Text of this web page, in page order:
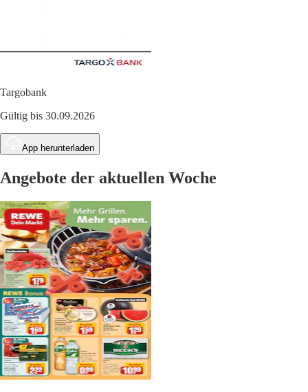
Targobank
Gültig bis 30.09.2026
App herunterladen
Angebote der aktuellen Woche